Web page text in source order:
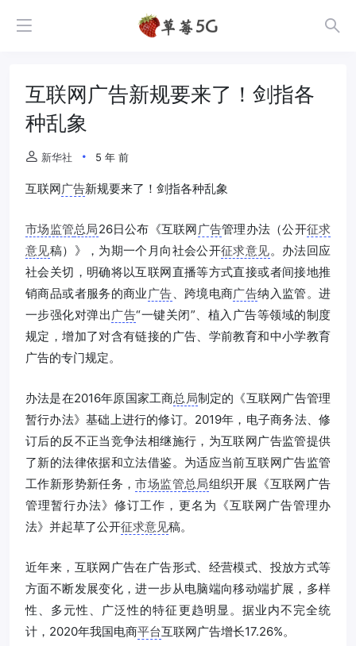
互联网广告新规要来了！剑指各
种乱象
新华社 5 年 前
互联网广告新规要来了！剑指各种乱象
市场监管总局26日公布《互联网 广告管理办法（公开征求
意见稿）》，为期一个月向社会公开征求意见。办法回应
社会关切，明确将以互联网直播等方式直接或者间接地推
销商品或者服务的商业 广告 、跨境电商广告纳入监管。进
一步强化对弹出 广告“一键关闭”、植入广告等领域的制度
规定，增加了对含有链接的广告、学前教育和中小学教育
广告的专门规定。
办法是在2016年原国家工商总局制定的《互联网广告管理
暂行办法》基础上进行的修订。2019年，电子商务法、修
订后的反不正当竞争法相继施行，为互联网广告监管提供
了新的法律依据和立法借鉴。为适应当前互联网广告监管
工作新形势新任务，市场监管总局组织开展《互联网广告
管理暂行办法》修订工作，更名为《互联网广告管理办
法》并起草了公开征求意见稿。
近年来，互联网广告在广告形式、经营模式、投放方式等
方面不断发展变化，进一步从电脑端向移动端扩展，多样
性、多元性、广泛性的特征更趋明显。据业内不完全统
计，2020年我国电商平台互联网广告增长17.26%。